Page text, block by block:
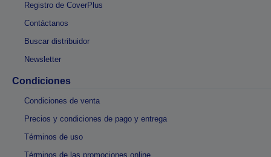
Registro de CoverPlus
Contáctanos
Buscar distribuidor
Newsletter
Condiciones
Condiciones de venta
Precios y condiciones de pago y entrega
Términos de uso
Términos de las promociones online